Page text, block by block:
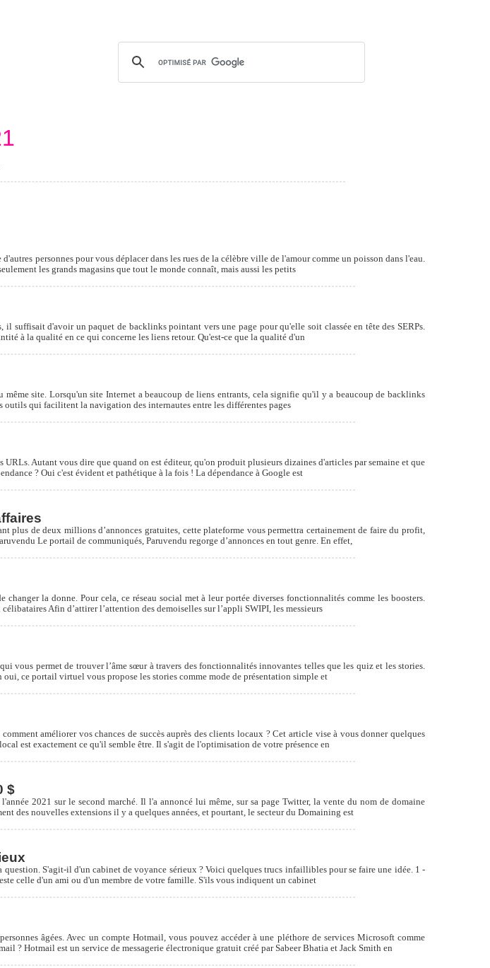
personnes pour vous déplacer dans les rues de la célèbre ville de l'amour comme un poisson dans l'eau.
les grands magasins que tout le monde connaît, mais aussi les petits
suffisait d'avoir un paquet de backlinks pointant vers une page pour qu'elle soit classée en tête des SERPs.
à la qualité en ce qui concerne les liens retour. Qu'est-ce que la qualité d'un
site. Lorsqu'un site Internet a beaucoup de liens entrants, cela signifie qu'il y a beaucoup de backlinks
qui facilitent la navigation des internautes entre les différentes pages
Autant vous dire que quand on est éditeur, qu'on produit plusieurs dizaines d'articles par semaine et que
? Oui c'est évident et pathétique à la fois ! La dépendance à Google est
plus de deux millions d’annonces gratuites, cette plateforme vous permettra certainement de faire du profit,
Le portail de communiqués, Paruvendu regorge d’annonces en tout genre. En effet,
la donne. Pour cela, ce réseau social met à leur portée diverses fonctionnalités comme les boosters.
Afin d’attirer l’attention des demoiselles sur l’appli SWIPI, les messieurs
vous permet de trouver l’âme sœur à travers des fonctionnalités innovantes telles que les quiz et les stories.
ce portail virtuel vous propose les stories comme mode de présentation simple et
améliorer vos chances de succès auprès des clients locaux ? Cet article vise à vous donner quelques
est exactement ce qu'il semble être. Il s'agit de l'optimisation de votre présence en
$
2021 sur le second marché. Il l'a annoncé lui même, sur sa page Twitter, la vente du nom de domaine
des nouvelles extensions il y a quelques années, et pourtant, le secteur du Domaining est
S'agit-il d'un cabinet de voyance sérieux ? Voici quelques trucs infaillibles pour se faire une idée. 1 -
celle d'un ami ou d'un membre de votre famille. S'ils vous indiquent un cabinet
âgées. Avec un compte Hotmail, vous pouvez accéder à une pléthore de services Microsoft comme
? Hotmail est un service de messagerie électronique gratuit créé par Sabeer Bhatia et Jack Smith en